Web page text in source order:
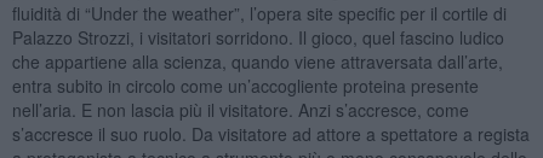
fluidità di “Under the weather”, l’opera site specific per il cortile di
Palazzo Strozzi, i visitatori sorridono. Il gioco, quel fascino ludico
che appartiene alla scienza, quando viene attraversata dall’arte,
entra subito in circolo come un’accogliente proteina presente
nell’aria. E non lascia più il visitatore. Anzi s’accresce, come
s’accresce il suo ruolo. Da visitatore ad attore a spettatore a regista